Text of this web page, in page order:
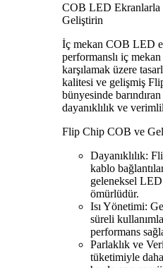
COB LED Ekranlarla
Geliştirin
İç mekan COB LED
performanslı iç
karşılamak üzere
kalitesi ve gelişmiş
bünyesinde
dayanıklılık ve
Flip Chip COB ve
Dayanıklılık:
kablo
geleneksel LED
ömürlüdür.
Isı Yönetimi:
süreli
performans
Parlaklık ve
tüketimiyle